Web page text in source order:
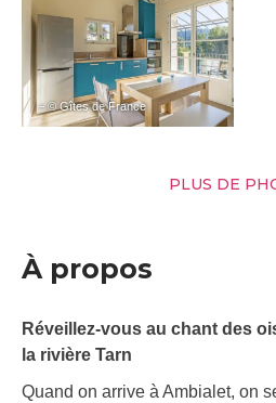
– © Gîtes de France
PLUS DE
À propos
Réveillez-vous au chant des
la rivière Tarn
Quand on arrive à Ambialet, on